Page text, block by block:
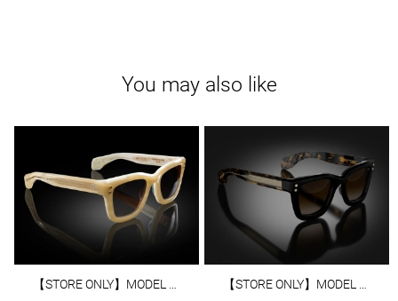
You may also like